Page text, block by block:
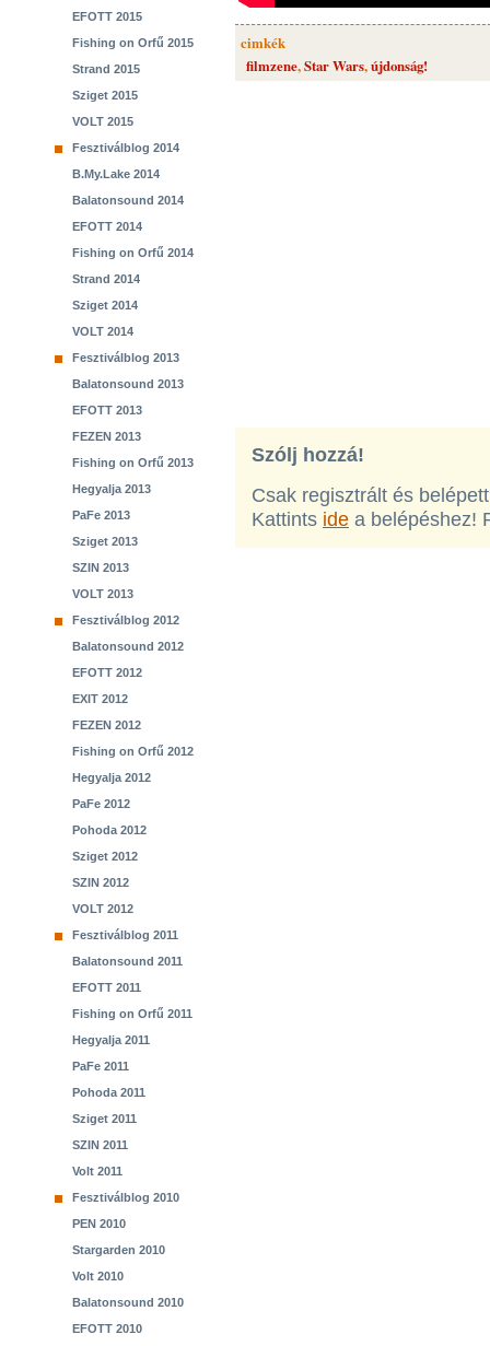
EFOTT 2015
Fishing on Orfű 2015
Strand 2015
Sziget 2015
VOLT 2015
Fesztiválblog 2014
B.My.Lake 2014
Balatonsound 2014
EFOTT 2014
Fishing on Orfű 2014
Strand 2014
Sziget 2014
VOLT 2014
Fesztiválblog 2013
Balatonsound 2013
EFOTT 2013
FEZEN 2013
Fishing on Orfű 2013
Hegyalja 2013
PaFe 2013
Sziget 2013
SZIN 2013
VOLT 2013
Fesztiválblog 2012
Balatonsound 2012
EFOTT 2012
EXIT 2012
FEZEN 2012
Fishing on Orfű 2012
Hegyalja 2012
PaFe 2012
Pohoda 2012
Sziget 2012
SZIN 2012
VOLT 2012
Fesztiválblog 2011
Balatonsound 2011
EFOTT 2011
Fishing on Orfű 2011
Hegyalja 2011
PaFe 2011
Pohoda 2011
Sziget 2011
SZIN 2011
Volt 2011
Fesztiválblog 2010
PEN 2010
Stargarden 2010
Volt 2010
Balatonsound 2010
EFOTT 2010
cimkék
filmzene,Star Wars,újdonság!
Szólj hozzá!
Csak regisztrált és
Kattints ide a belépéshez!